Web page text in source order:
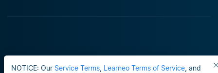
NOTICE: Our Service Terms Learneo Terms of Service , and